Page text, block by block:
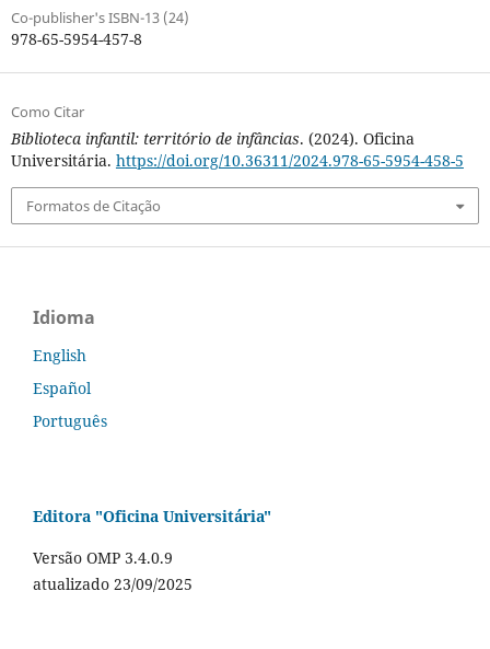
Co-publisher's ISBN-13 (24)
978-65-5954-457-8
Como Citar
Biblioteca infantil: território de infâncias. (2024). Oficina
Universitária. https://doi.org/10.36311/2024.978-65-5954-458-5
Formatos de Citação
Idioma
English
Español
Português
Editora "Oficina Universitária"
Versão OMP 3.4.0.9
atualizado 23/09/2025